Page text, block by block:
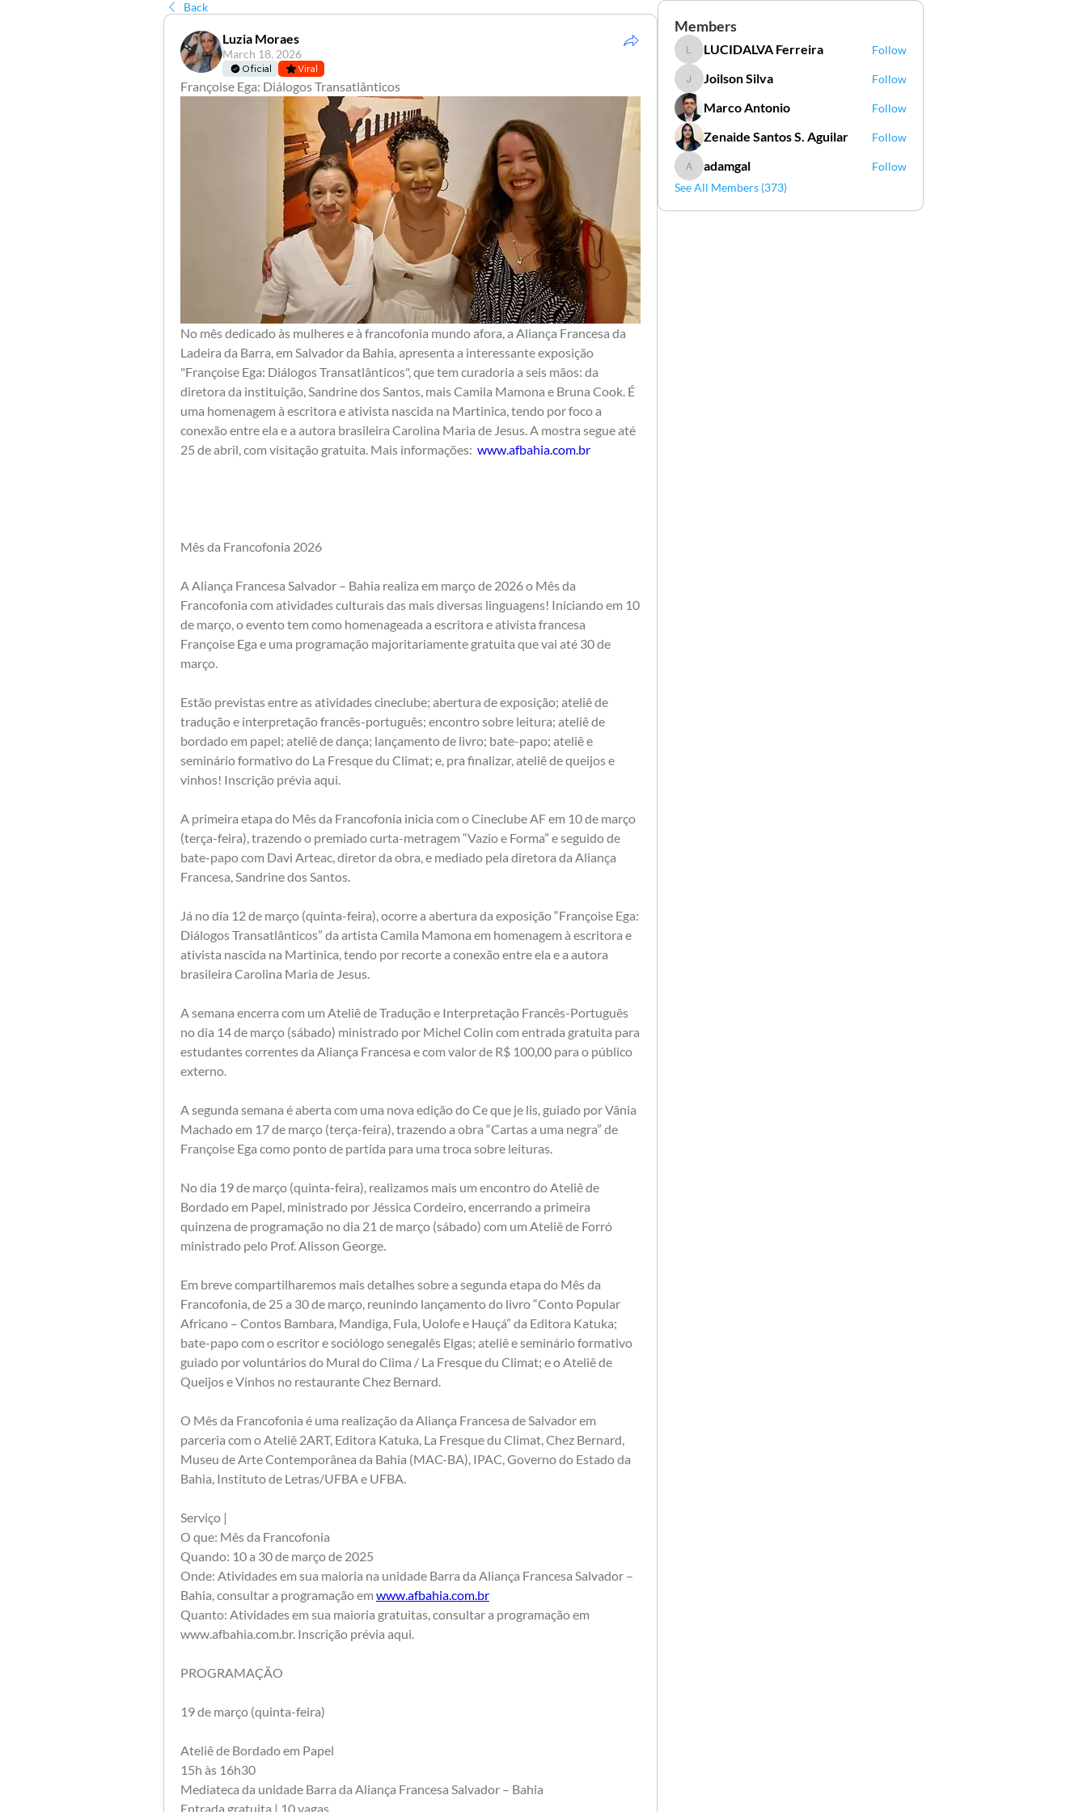
Back
Luzia Moraes
March 18, 2026
Oficial Viral
Françoise Ega: Diálogos Transatlânticos
No mês dedicado às mulheres e à francofonia mundo afora, a Aliança Francesa da
Ladeira da Barra, em Salvador da Bahia, apresenta a interessante exposição
"Françoise Ega: Diálogos Transatlânticos", que tem curadoria a seis mãos: da
diretora da instituição, Sandrine dos Santos, mais Camila Mamona e Bruna Cook. É
uma homenagem à escritora e ativista nascida na Martinica, tendo por foco a
conexão entre ela e a autora brasileira Carolina Maria de Jesus. A mostra segue até
25 de abril, com visitação gratuita. Mais informações: www.afbahia.com.br
Mês da Francofonia 2026
A Aliança Francesa Salvador – Bahia realiza em março de 2026 o Mês da
Francofonia com atividades culturais das mais diversas linguagens! Iniciando em 10
de março, o evento tem como homenageada a escritora e ativista francesa
Françoise Ega e uma programação majoritariamente gratuita que vai até 30 de
março.
Estão previstas entre as atividades cineclube; abertura de exposição; ateliê de
tradução e interpretação francês-português; encontro sobre leitura; ateliê de
bordado em papel; ateliê de dança; lançamento de livro; bate-papo; ateliê e
seminário formativo do La Fresque du Climat; e, pra finalizar, ateliê de queijos e
vinhos! Inscrição prévia aqui.
A primeira etapa do Mês da Francofonia inicia com o Cineclube AF em 10 de março
(terça-feira), trazendo o premiado curta-metragem “Vazio e Forma” e seguido de
bate-papo com Davi Arteac, diretor da obra, e mediado pela diretora da Aliança
Francesa, Sandrine dos Santos.
Já no dia 12 de março (quinta-feira), ocorre a abertura da exposição “Françoise Ega:
Diálogos Transatlânticos” da artista Camila Mamona em homenagem à escritora e
ativista nascida na Martinica, tendo por recorte a conexão entre ela e a autora
brasileira Carolina Maria de Jesus.
A semana encerra com um Ateliê de Tradução e Interpretação Francês-Português
no dia 14 de março (sábado) ministrado por Michel Colin com entrada gratuita para
estudantes correntes da Aliança Francesa e com valor de R$ 100,00 para o público
externo.
A segunda semana é aberta com uma nova edição do Ce que je lis, guiado por Vânia
Machado em 17 de março (terça-feira), trazendo a obra “Cartas a uma negra” de
Françoise Ega como ponto de partida para uma troca sobre leituras.
No dia 19 de março (quinta-feira), realizamos mais um encontro do Ateliê de
Bordado em Papel, ministrado por Jéssica Cordeiro, encerrando a primeira
quinzena de programação no dia 21 de março (sábado) com um Ateliê de Forró
ministrado pelo Prof. Alisson George.
Em breve compartilharemos mais detalhes sobre a segunda etapa do Mês da
Francofonia, de 25 a 30 de março, reunindo lançamento do livro “Conto Popular
Africano – Contos Bambara, Mandiga, Fula, Uolofe e Hauçá” da Editora Katuka;
bate-papo com o escritor e sociólogo senegalês Elgas; ateliê e seminário formativo
guiado por voluntários do Mural do Clima / La Fresque du Climat; e o Ateliê de
Queijos e Vinhos no restaurante Chez Bernard.
O Mês da Francofonia é uma realização da Aliança Francesa de Salvador em
parceria com o Ateliê 2ART, Editora Katuka, La Fresque du Climat, Chez Bernard,
Museu de Arte Contemporânea da Bahia (MAC-BA), IPAC, Governo do Estado da
Bahia, Instituto de Letras/UFBA e UFBA.
Serviço |
O que: Mês da Francofonia
Quando: 10 a 30 de março de 2025
Onde: Atividades em sua maioria na unidade Barra da Aliança Francesa Salvador –
Bahia, consultar a programação em www.afbahia.com.br
Quanto: Atividades em sua maioria gratuitas, consultar a programação em
www.afbahia.com.br. Inscrição prévia aqui.
PROGRAMAÇÃO
19 de março (quinta-feira)
Ateliê de Bordado em Papel
15h às 16h30
Mediateca da unidade Barra da Aliança Francesa Salvador – Bahia
Entrada gratuita | 10 vagas
Members
LUCIDALVA Ferreira
LUCIDALVA Ferreira Follow
Joilson Silva
Joilson Silva Follow
Marco Antonio Follow
Zenaide Santos S. Aguilar Follow
adamgal
adamgal
Follow
See All Members (373)